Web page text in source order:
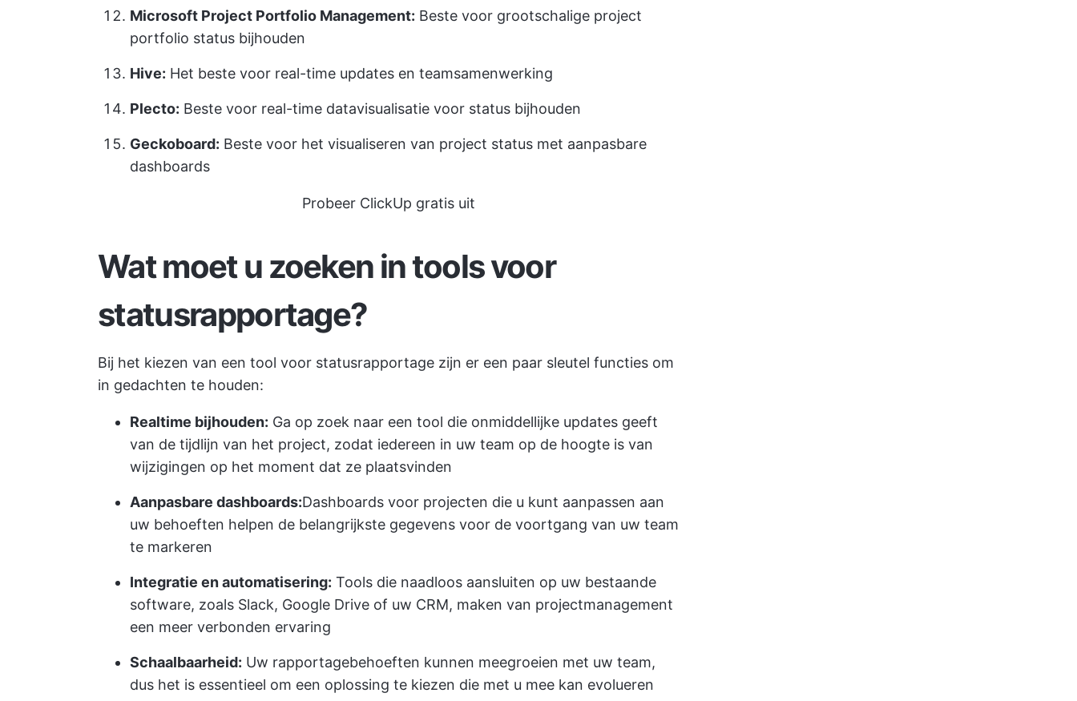
Microsoft Project Portfolio Management: Beste voor grootschalige project
portfolio status bijhouden
Hive: Het beste voor real-time updates en teamsamenwerking
Plecto: Beste voor real-time datavisualisatie voor status bijhouden
Geckoboard: Beste voor het visualiseren van project status met aanpasbare
dashboards
Probeer ClickUp gratis uit
Wat moet u zoeken in tools voor
statusrapportage?
Bij het kiezen van een tool voor statusrapportage zijn er een paar sleutel functies om
in gedachten te houden:
Realtime bijhouden: Ga op zoek naar een tool die onmiddellijke updates geeft
van de tijdlijn van het project, zodat iedereen in uw team op de hoogte is van
wijzigingen op het moment dat ze plaatsvinden
Aanpasbare dashboards:Dashboards voor projecten die u kunt aanpassen aan
uw behoeften helpen de belangrijkste gegevens voor de voortgang van uw team
te markeren
Integratie en automatisering: Tools die naadloos aansluiten op uw bestaande
software, zoals Slack, Google Drive of uw CRM, maken van projectmanagement
een meer verbonden ervaring
Schaalbaarheid: Uw rapportagebehoeften kunnen meegroeien met uw team,
dus het is essentieel om een oplossing te kiezen die met u mee kan evolueren